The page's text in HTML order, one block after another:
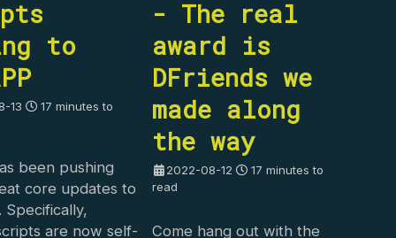
to
13 17 minutes to
been pushing
core updates to
Specifically,
are now self-
- The real
award is
DFriends we
made along
the way
2022-08-12
17 minutes to
read
Come hang out with the